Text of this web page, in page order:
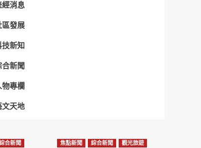
經消息
區發展
技新知
合新聞
物專欄
文天地
合新聞 焦點新聞 綜合新聞 觀光旅遊